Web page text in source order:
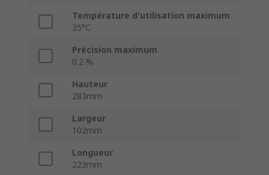
Température d'utilisation maximum
35°C
Précision maximum
0.2 %
Hauteur
283mm
Largeur
102mm
Longueur
223mm